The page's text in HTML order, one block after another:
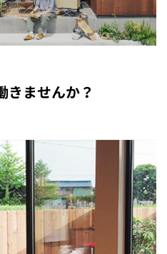
きませんか？